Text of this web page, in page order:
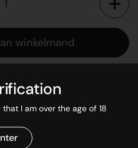
winkelmand
I am over the age of 18